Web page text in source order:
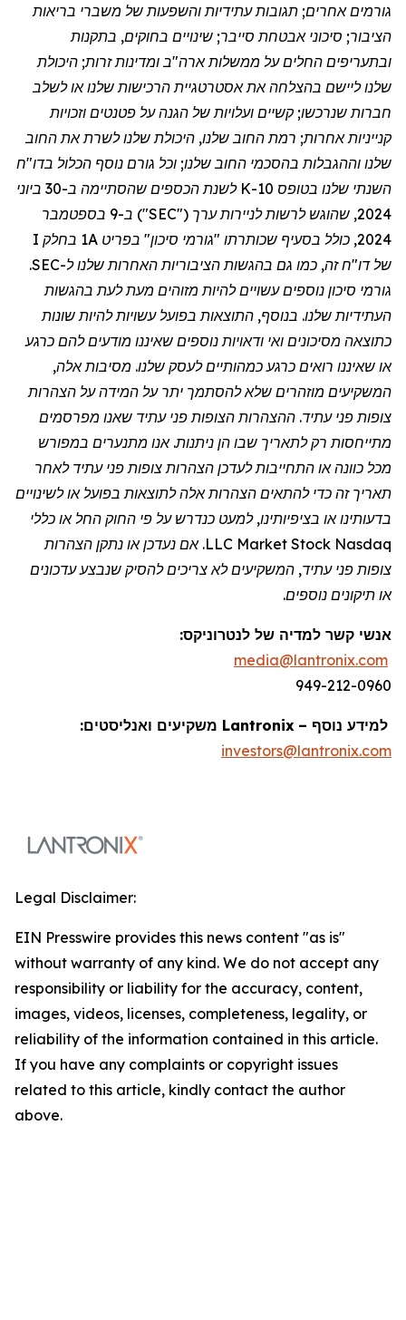
גורמים אחרים; תגובות עתידיות והשפעות של משברי בריאות
הציבור; סיכוני אבטחת סייבר; שינויים בחוקים, בתקנות
ובתעריפים החלים על ממשלות ארה"ב ומדינות זרות; היכולת
שלנו ליישם בהצלחה את אסטרטגיית הרכישות שלנו או לשלב
חברות שנרכשו; קשיים ועלויות של הגנה על פטנטים וזכויות
קנייניות אחרות; רמת החוב שלנו, היכולת שלנו לשרת את החוב
שלנו וההגבלות בהסכמי החוב שלנו; וכל גורם נוסף הכלול בדו"ח
השנתי שלנו בטופס 10-K לשנת הכספים שהסתיימה ב-30 ביוני
2024, שהוגש לרשות לניירות ערך ("SEC") ב-9 בספטמבר
2024, כולל בסעיף שכותרתו "גורמי סיכון" בפריט 1A בחלק I
של דו"
ח זה, כמו גם בהגשות הציבוריות האחרות שלנו ל-SEC.
גורמי סיכון נוספים עשויים להיות מזוהים מעת לעת בהגשות
העתידיות שלנו. בנוסף, התוצאות בפועל עשויות להיות שונות
כתוצאה מסיכונים ואי ודאויות נוספים שאיננו מודעים להם כרגע
או שאיננו רואים כרגע כמהותיים לעסק שלנו. מסיבות אלה,
המשקיעים מוזהרים שלא להסתמך יתר על המידה על הצהרות
צופות פני עתיד. ההצהרות הצופות פני עתיד שאנו מפרסמים
מתייחסות רק לתאריך שבו הן ניתנות. אנו מתנערים במפורש
מכל כוונה או התחייבות לעדכן הצהרות צופות פני עתיד לאחר
תאריך זה כדי להתאים הצהרות אלה לתוצאות בפועל או לשינויים
בדעותינו או בציפיותינו, למעט כנדרש על פי החוק החל או כללי
Nasdaq
Market
LLC. אם נעדכן או נתקן הצהרות
צופות פני עתיד, המשקיעים לא צריכים להסיק שנבצע עדכונים
או תיקונים נוספים.
אנשי קשר למדיה של לנטרוניקס:
media@lantronix.com
949-212-0960
למידע נוסף – Lantronix משקיעים ואנליסטים:
investors@lantronix.com
Legal Disclaimer:
EIN Presswire provides this news content "as is"
without warranty of any kind. We do not accept any
responsibility or liability for the accuracy, content,
images, videos, licenses, completeness, legality, or
reliability of the information contained in this article.
If you have any complaints or copyright issues
related to this article, kindly contact the author
above.